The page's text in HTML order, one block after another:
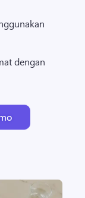
dengan